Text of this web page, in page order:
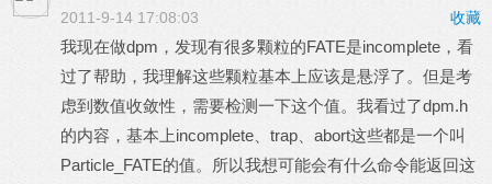
收藏
2011-9-14 17:08:03
我现在做dpm，发现有很多颗粒的FATE是incomplete，看
过了帮助，我理解这些颗粒基本上应该是悬浮了。但是考
虑到数值收敛性，需要检测一下这个值。我看过了dpm.h
的内容，基本上incomplete、trap、abort这些都是一个叫
Particle_FATE的值。所以我想可能会有什么命令能返回这